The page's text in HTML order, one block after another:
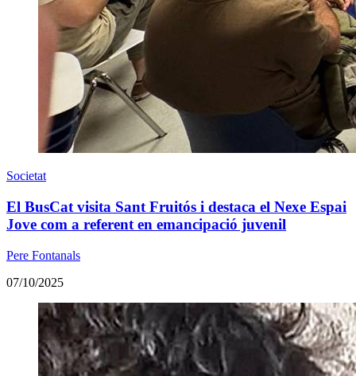
Societat
El BusCat visita Sant Fruitós i destaca el Nexe Espai
Jove com a referent en emancipació juvenil
Pere Fontanals
07/10/2025